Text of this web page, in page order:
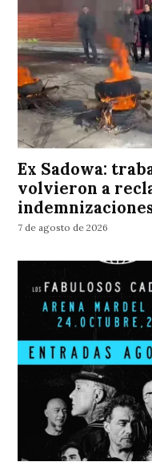
Ex Sadowa:
volvieron a
7 de agosto de 2026